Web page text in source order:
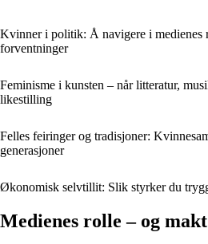
Kvinner i politik: Å navigere i medienes
forventninger
Feminisme i kunsten – når litteratur,
likestilling
Felles feiringer og tradisjoner:
generasjoner
Økonomisk selvtillit: Slik styrker du
Medienes rolle – og makt